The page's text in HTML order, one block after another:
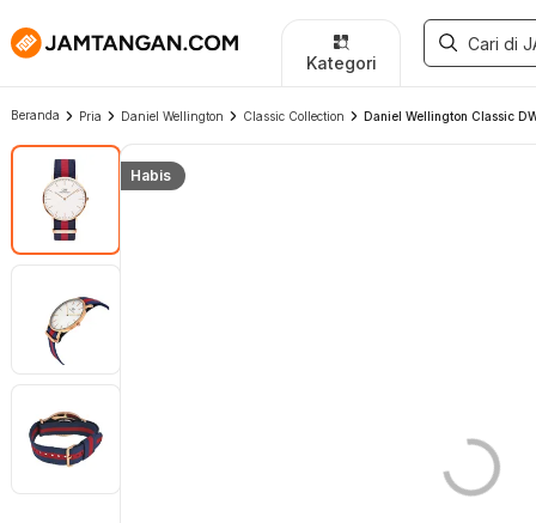
Kategori
Beranda Pria Daniel Wellington Classic Collection Daniel Wellington Classic
Habis